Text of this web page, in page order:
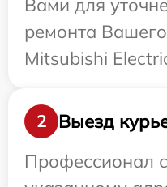
Вами для
ремонта
Mitsubishi
2
Выезд
Профессионал